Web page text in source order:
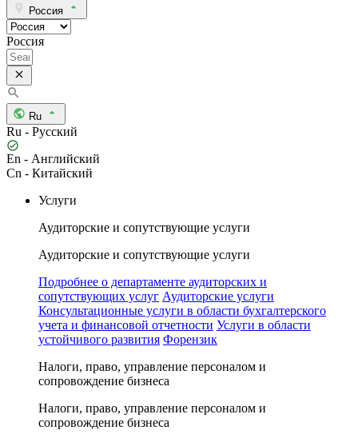
Россия
Россия
Ru
Ru - Русский
En - Английский
Cn - Китайский
Услуги
Аудиторские и сопутствующие услуги
Аудиторские и сопутствующие услуги
Подробнее о департаменте аудиторских и
сопутствующих услуг Аудиторские услуги
Консультационные услуги в области бухгалтерского
учета и финансовой отчетности Услуги в области
устойчивого развития Форензик
Налоги, право, управление персоналом и
сопровождение бизнеса
Налоги, право, управление персоналом и
сопровождение бизнеса